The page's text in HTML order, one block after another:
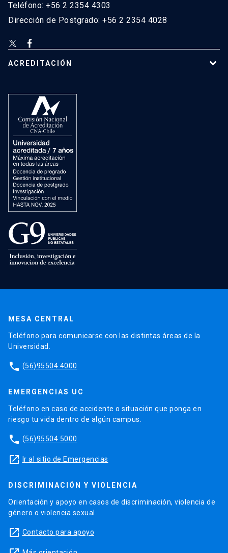
Teléfono: +56 2 2354 4303
Dirección de Postgrado: +56 2 2354 4028
ACREDITACIÓN
MESA CENTRAL
Teléfono para comunicarse con las distintas áreas de la
Universidad.
phone (56)95504 4000
EMERGENCIAS UC
Teléfono en caso de accidente o situación que ponga en
riesgo tu vida dentro de algún campus.
phone (56)95504 5000
launch Ir al sitio de Emergencias
DISCRIMINACIÓN Y VIOLENCIA
Orientación y apoyo en casos de discriminación, violencia de
género o violencia sexual.
launch Contacto para apoyo